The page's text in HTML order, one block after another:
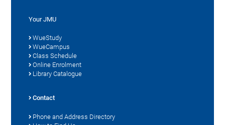
Your JMU
WueStudy
WueCampus
Class Schedule
Online Enrolment
Library Catalogue
Contact
Phone and Address Directory